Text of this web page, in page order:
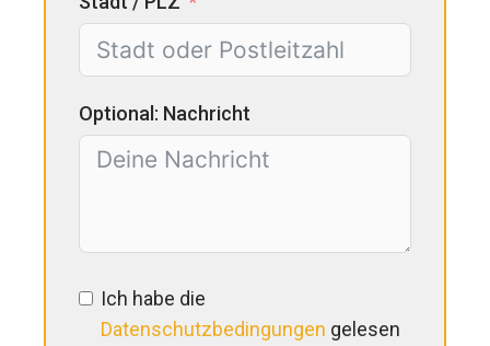
Optional: Nachricht
Ich habe die
Datenschutzbedingungen gelesen